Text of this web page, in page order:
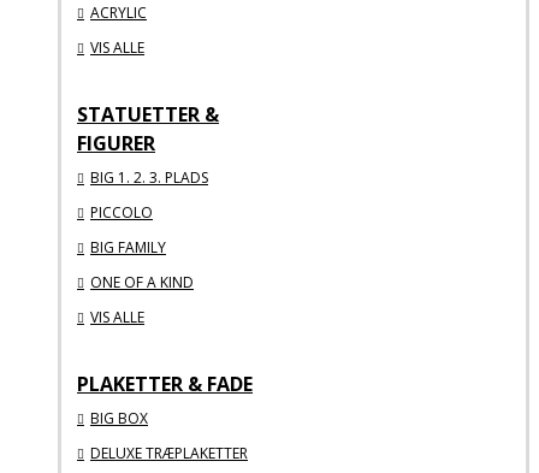
ACRYLIC
VIS ALLE
STATUETTER &
FIGURER
BIG 1. 2. 3. PLADS
PICCOLO
BIG FAMILY
ONE OF A KIND
VIS ALLE
PLAKETTER & FADE
BIG BOX
DELUXE TRÆPLAKETTER